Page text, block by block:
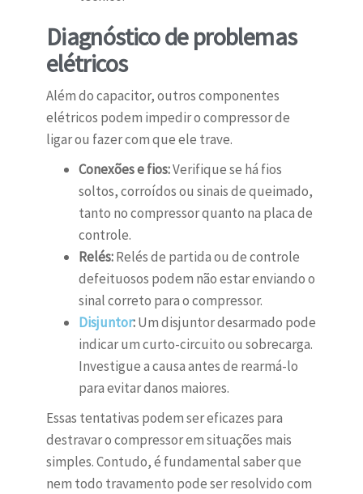
Diagnóstico de problemas
elétricos
Além do capacitor, outros componentes
elétricos podem impedir o compressor de
ligar ou fazer com que ele trave.
Conexões e fios:Verifique se há fios
soltos, corroídos ou sinais de queimado,
tanto no compressor quanto na placa de
controle.
Relés:Relés de partida ou de controle
defeituosos podem não estar enviando o
sinal correto para o compressor.
Disjuntor:Um disjuntor desarmado pode
indicar um curto-circuito ou sobrecarga.
Investigue a causa antes de rearmá-lo
para evitar danos maiores.
Essas tentativas podem ser eficazes para
destravar o compressor em situações mais
simples. Contudo, é fundamental saber que
nem todo travamento pode ser resolvido com